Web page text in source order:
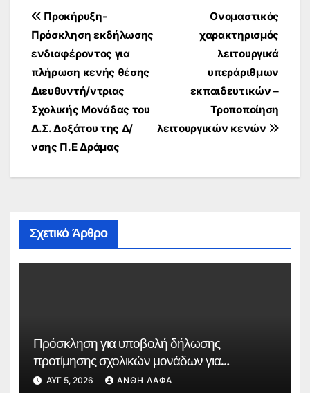
Πλοήγηση
άρθρων
Ονομαστικός
χαρακτηρισμός
λειτουργικά
υπεράριθμων
εκπαιδευτικών –
Τροποποίηση
λειτουργικών κενών
Προκήρυξη-
Πρόσκληση εκδήλωσης
ενδιαφέροντος για
πλήρωση κενής θέσης
Διευθυντή/ντριας
Σχολικής Μονάδας του
Δ.Σ. Δοξάτου της Δ/
νσης Π.Ε Δράμας
Σχετικό Άρθρο
Πρόσκληση για υποβολή δήλωσης
προτίμησης σχολικών μονάδων για
συμπλήρωση ωραρίου εκπαιδευτικών
ΑΥΓ 5, 2026 ΑΝΘΉ ΛΆΦΑ